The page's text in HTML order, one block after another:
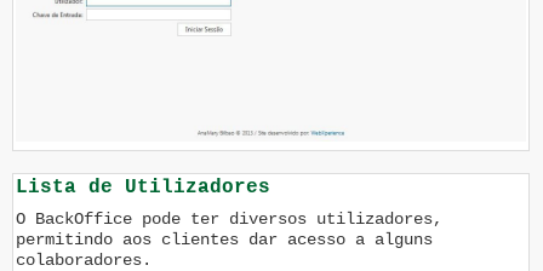
Lista de Utilizadores
O BackOffice pode ter diversos utilizadores,
permitindo aos clientes dar acesso a alguns
colaboradores.